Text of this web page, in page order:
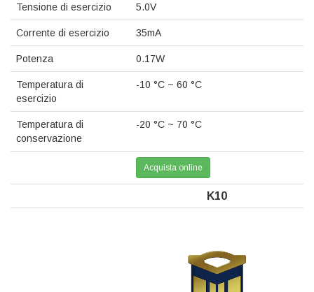
Tensione di esercizio 5.0V
Corrente di esercizio 35mA
Potenza 0.17W
Temperatura di
esercizio
-10 °C ~ 60 °C
Temperatura di
conservazione
-20 °C ~ 70 °C
Acquista online
K10